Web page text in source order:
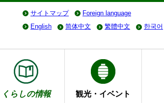
サイトマップ Foreign language
English
简体中文 繁體中文 한국어
くらしの情報 観光・イベント